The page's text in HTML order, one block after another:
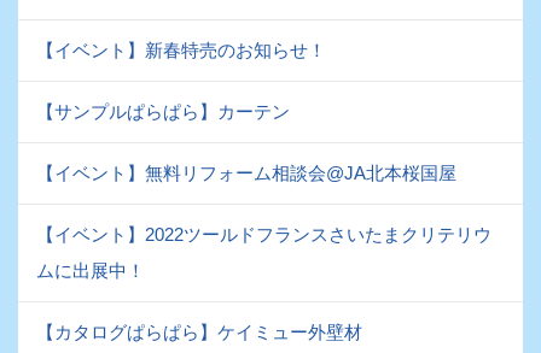
【イベント】新春特売のお知らせ！
【サンプルぱらぱら】カーテン
【イベント】無料リフォーム相談会@JA北本桜国屋
【イベント】2022ツールドフランスさいたまクリテリウ
ムに出展中！
【カタログぱらぱら】ケイミュー外壁材